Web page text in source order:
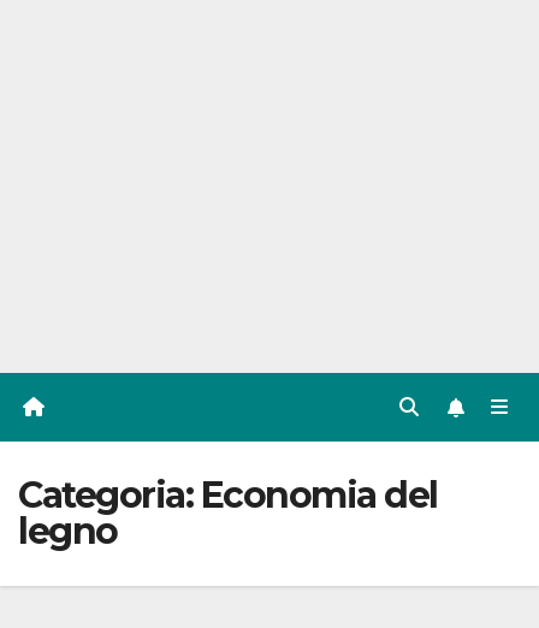
Categoria: Economia del
legno